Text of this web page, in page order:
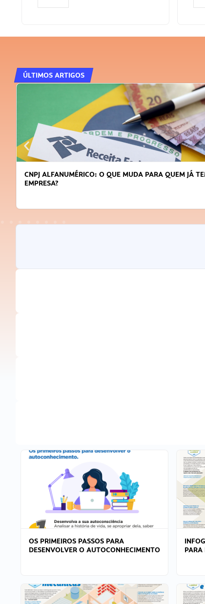
ÚLTIMOS ARTIGOS
CNPJ ALFANUMÉRICO: O QUE MUDA PARA QUEM JÁ
EMPRESA?
OS PRIMEIROS PASSOS PARA
DESENVOLVER O AUTOCONHECIMENTO
PARA